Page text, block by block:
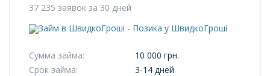
37 235 заявок за 30 дней
Сумма займа:
10 000 грн.
Срок займа:
3-14 дней